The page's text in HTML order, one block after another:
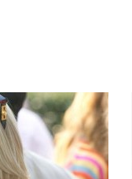
望由《藍色茉
女配角頒給了首
眼表現的黑人女
；至於本屆的大
Cuarón執導